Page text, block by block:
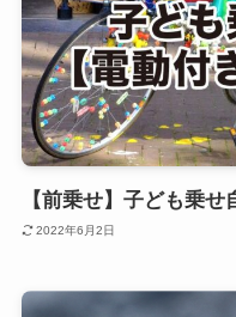
【前乗せ】子ども乗
2022年6月2日